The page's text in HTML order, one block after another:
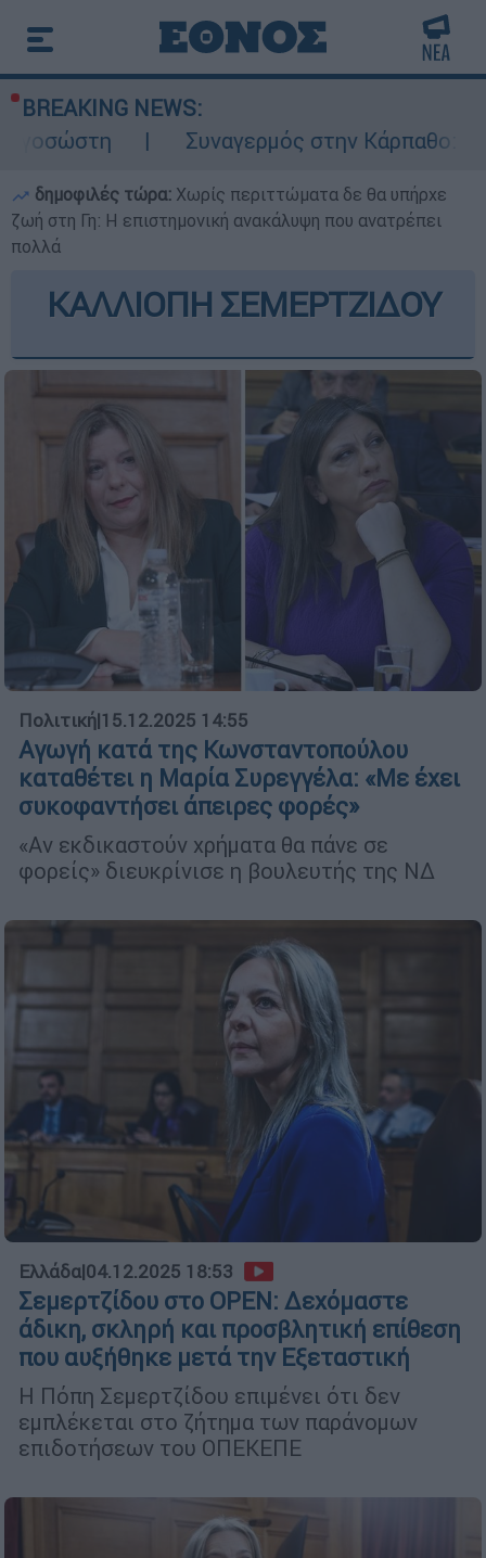
BREAKING NEWS:
Συναγερμός στην Κάρπαθο: Βρέθηκαν
δημοφιλές τώρα: Χωρίς περιττώματα δε θα υπήρχε
ζωή στη Γη: Η επιστημονική ανακάλυψη που ανατρέπει
πολλά
ΚΑΛΛΙΟΠΗ ΣΕΜΕΡΤΖΙΔΟΥ
Πολιτική|15.12.2025 14:55
Αγωγή κατά της Κωνσταντοπούλου
καταθέτει η Μαρία Συρεγγέλα: «Με έχει
συκοφαντήσει άπειρες φορές»
«Αν εκδικαστούν χρήματα θα πάνε σε
φορείς» διευκρίνισε η βουλευτής της ΝΔ
Ελλάδα|04.12.2025 18:53
Σεμερτζίδου στο OPEN: Δεχόμαστε
άδικη, σκληρή και προσβλητική επίθεση
που αυξήθηκε μετά την Εξεταστική
Η Πόπη Σεμερτζίδου επιμένει ότι δεν
εμπλέκεται στο ζήτημα των παράνομων
επιδοτήσεων του ΟΠΕΚΕΠΕ